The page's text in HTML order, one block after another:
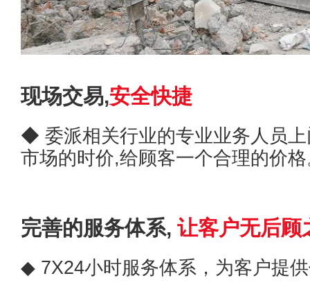
现场交易,安全快捷
◆ 委派相关行业的专业业务人员
市场的时价,给顾客一个合理的价
完善的服务体系, 让客户无后顾
◆ 7X24小时服务体系，为客户提